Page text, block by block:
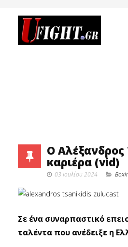
Ο Αλέξανδρος
καριέρα (vid)
03 Ιουλίου 2024
Σε ένα συναρπαστικό
ταλέντα που ανέδειξε η